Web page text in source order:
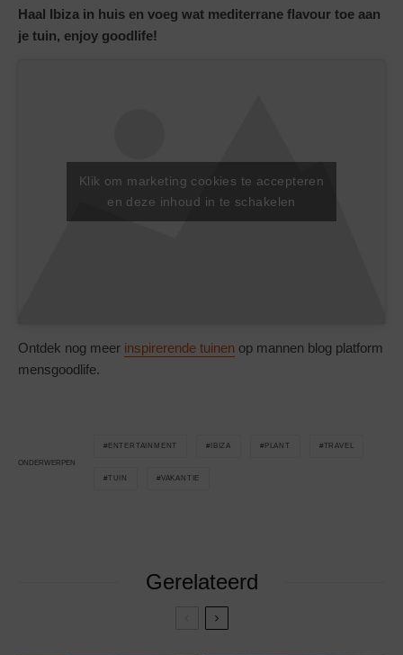
Haal Ibiza in huis en voeg wat mediterrane flavour toe aan
je tuin, enjoy goodlife!
Klik om marketing cookies te accepteren
en deze inhoud in te schakelen
Ontdek nog meer inspirerende tuinen op mannen blog platform
mensgoodlife.
ONDERWERPEN
ENTERTAINMENT IBIZA PLANT TRAVEL
TUIN VAKANTIE
Gerelateerd